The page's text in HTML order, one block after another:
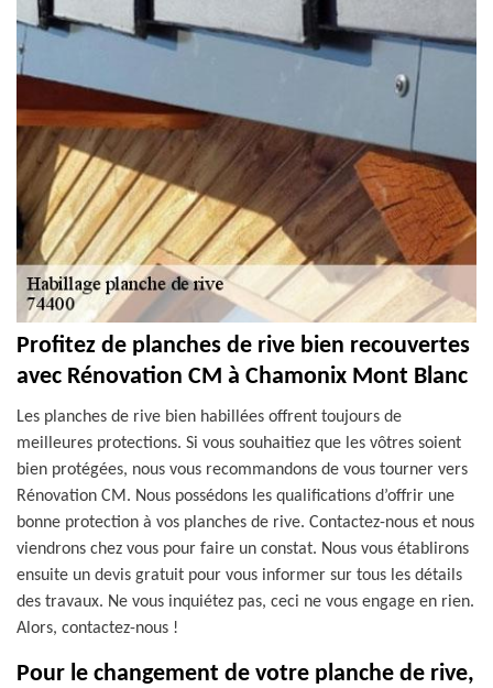
Profitez de planches de rive bien recouvertes
avec Rénovation CM à Chamonix Mont Blanc
Les planches de rive bien habillées offrent toujours de
meilleures protections. Si vous souhaitiez que les vôtres soient
bien protégées, nous vous recommandons de vous tourner vers
Rénovation CM. Nous possédons les qualifications d’offrir une
bonne protection à vos planches de rive. Contactez-nous et nous
viendrons chez vous pour faire un constat. Nous vous établirons
ensuite un devis gratuit pour vous informer sur tous les détails
des travaux. Ne vous inquiétez pas, ceci ne vous engage en rien.
Alors, contactez-nous !
Pour le changement de votre planche de rive,